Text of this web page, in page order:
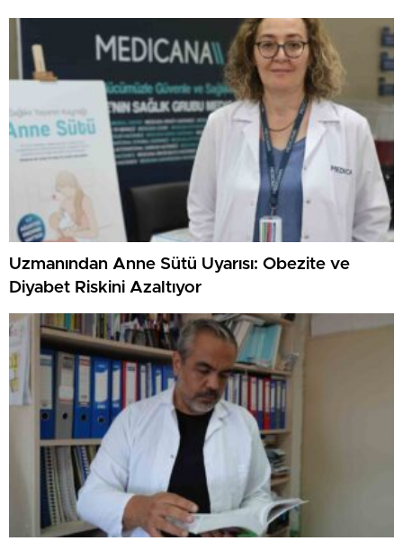
Uzmanından Anne Sütü Uyarısı: Obezite ve
Diyabet Riskini Azaltıyor